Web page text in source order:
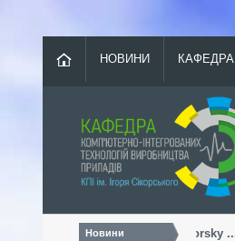
НОВИНИ КАФЕДРА
Новини
Урожайний «Sikorsky ...